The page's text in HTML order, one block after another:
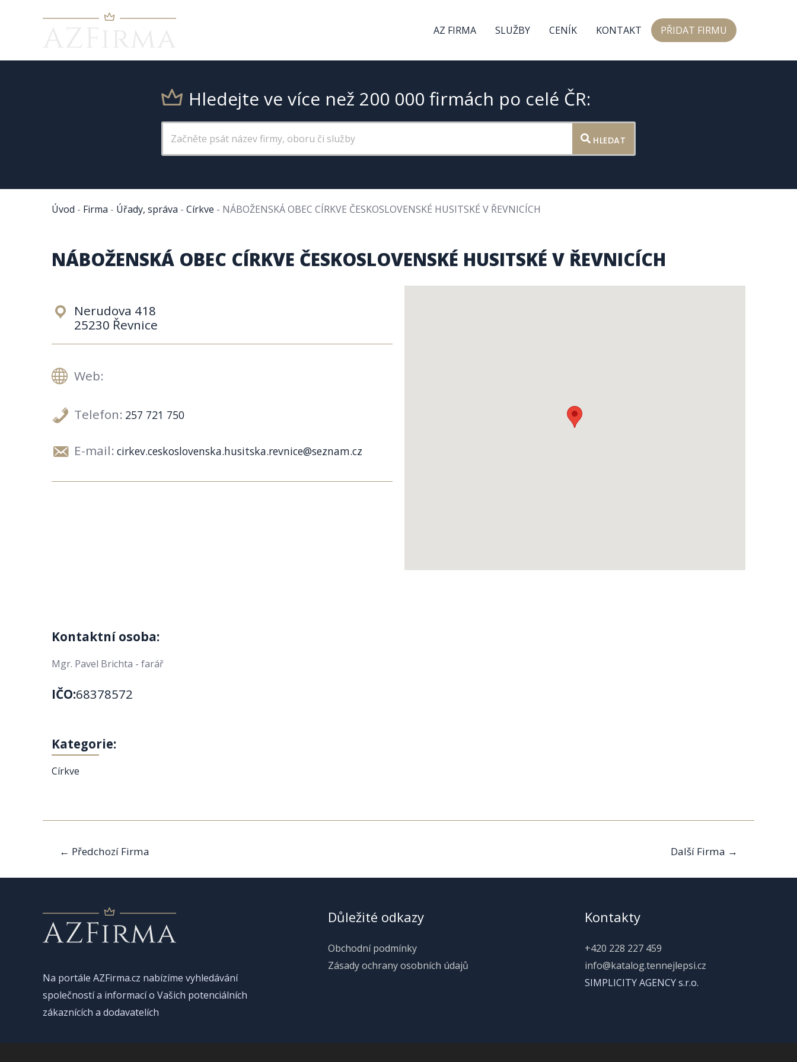
AZ FIRMA SLUŽBY CENÍK KONTAKT PŘIDAT FIRMU
Hledejte ve více než 200 000 firmách po celé ČR:
HLEDAT
Úvod - Firma - Úřady, správa - Církve - NÁBOŽENSKÁ OBEC CÍRKVE ČESKOSLOVENSKÉ HUSITSKÉ V ŘEVNICÍCH
NÁBOŽENSKÁ OBEC CÍRKVE ČESKOSLOVENSKÉ HUSITSKÉ V ŘEVNICÍCH
Nerudova 418
25230 Řevnice
Web:
Telefon: 257 721 750
E-mail: cirkev.ceskoslovenska.husitska.revnice@seznam.cz
Kontaktní osoba:
Mgr. Pavel Brichta - farář
IČO:68378572
Kategorie:
Církve
Navigace
pro
příspěvek
← Předchozí Firma Další Firma →
Na portále AZFirma.cz nabízíme vyhledávání
společností a informací o Vašich potenciálních
zákaznících a dodavatelích
Důležité odkazy
Obchodní podmínky
Zásady ochrany osobních údajů
Kontakty
+420 228 227 459
info@katalog.tennejlepsi.cz
SIMPLICITY AGENCY s.r.o.